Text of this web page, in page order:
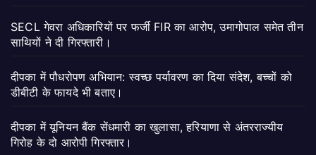
SECL गेवरा अधिकारियों पर फर्जी FIR का आरोप, उमागोपाल समेत तीन
साथियों ने दी गिरफ्तारी।
दीपका में पौधरोपण अभियान: स्वच्छ पर्यावरण का दिया संदेश, बच्चों को
डीबीटी के फायदे भी बताए।
दीपका में यूनियन बैंक सेंधमारी का खुलासा, हरियाणा से अंतरराज्यीय
गिरोह के दो आरोपी गिरफ्तार।